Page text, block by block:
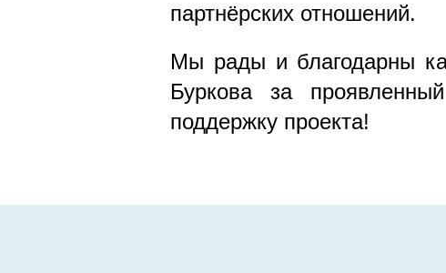
партнёрских отношений.
Мы рады и благодарны
Буркова за
поддержку проекта!